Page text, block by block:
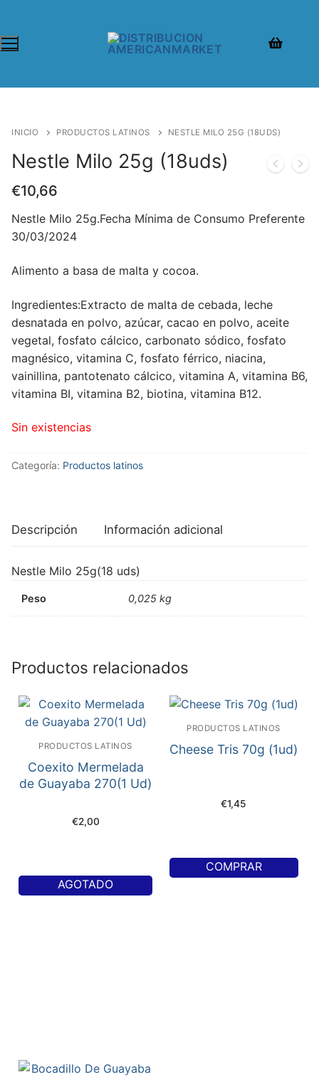
INICIO PRODUCTOS LATINOS NESTLE MILO 25G (18UDS)
Nestle Milo 25g (18uds)
€10,66
Nestle Milo 25g.Fecha Mínima de Consumo Preferente
30/03/2024
Alimento a basa de malta y cocoa.
Ingredientes:Extracto de malta de cebada, leche
desnatada en polvo, azúcar, cacao en polvo, aceite
vegetal, fosfato cálcico, carbonato sódico, fosfato
magnésico, vitamina C, fosfato férrico, niacina,
vainillina, pantotenato cálcico, vitamina A, vitamina B6,
vitamina BI, vitamina B2, biotina, vitamina B12.
Sin existencias
Categoría: Productos latinos
Descripción Información adicional
Nestle Milo 25g(18 uds)
Peso 0,025 kg
Productos relacionados
PRODUCTOS LATINOS
Coexito Mermelada
de Guayaba 270(1 Ud)
€2,00
AGOTADO
PRODUCTOS LATINOS
Cheese Tris 70g (1ud)
€1,45
COMPRAR